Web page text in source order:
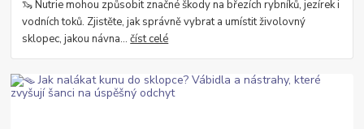
🦦 Nutrie mohou způsobit značné škody na březích rybníků, jezírek i
vodních toků. Zjistěte, jak správně vybrat a umístit živolovný
sklopec, jakou návna...číst celé